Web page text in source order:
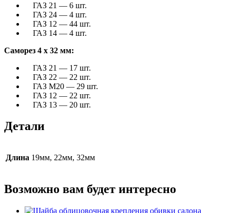
ГАЗ 21 — 6 шт.
ГАЗ 24 — 4 шт.
ГАЗ 12 — 44 шт.
ГАЗ 14 — 4 шт.
Саморез 4 х 32 мм:
ГАЗ 21 — 17 шт.
ГАЗ 22 — 22 шт.
ГАЗ М20 — 29 шт.
ГАЗ 12 — 22 шт.
ГАЗ 13 — 20 шт.
Детали
Длина 19мм, 22мм, 32мм
Возможно вам будет интересно